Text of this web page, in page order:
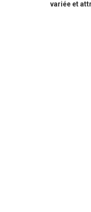
variée et